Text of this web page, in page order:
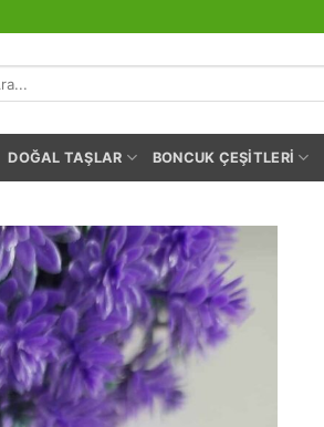
DOĞAL TAŞLAR BONCUK ÇEŞITLERI